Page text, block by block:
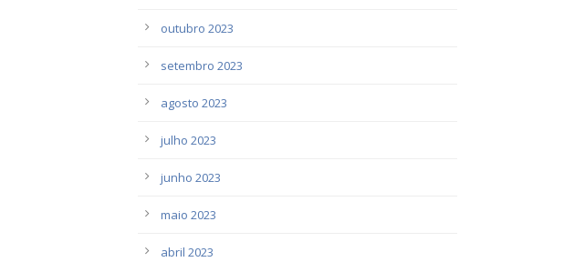
outubro 2023
setembro 2023
agosto 2023
julho 2023
junho 2023
maio 2023
abril 2023